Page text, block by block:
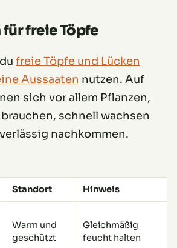
freie Töpfe
freie Töpfe und Lücken
Aussaaten nutzen. Auf
sich vor allem Pflanzen,
schnell wachsen
nachkommen.
Standort Hinweis
Warm und
geschützt
Gleichmäßig
feucht halten